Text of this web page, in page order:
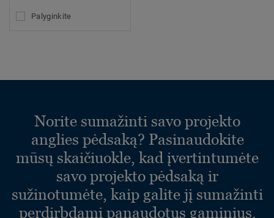
Palyginkite
Norite sumažinti savo projekto
anglies pėdsaką? Pasinaudokite
mūsų skaičiuokle, kad įvertintumėte
savo projekto pėdsaką ir
sužinotumėte, kaip galite jį sumažinti
perdirbdami panaudotus gaminius.